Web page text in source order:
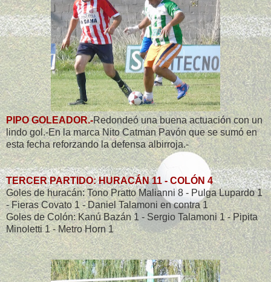
PIPO GOLEADOR.-Redondeó una buena actuación con un
lindo gol.-En la marca Nito Catman Pavón que se sumó en
esta fecha reforzando la defensa albirroja.-
TERCER PARTIDO: HURACÁN 11 - COLÓN 4
Goles de huracán: Tono Pratto Malianni 8 - Pulga Lupardo 1
- Fieras Covato 1 - Daniel Talamoni en contra 1
Goles de Colón: Kanú Bazán 1 - Sergio Talamoni 1 - Pipita
Minoletti 1 - Metro Horn 1